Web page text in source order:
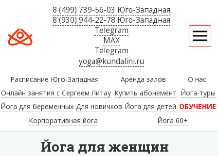
8 (499) 739-56-03 Юго-Западная
8 (930) 944-22-78 Юго-Западная
Telegram
MAX
Telegram
yoga@kundalini.ru
Расписание Юго-Западная Аренда залов
О нас
Онлайн занятия с Сергеем Литау Купить абонемент Йога-туры
Йога для беременных Для новичков Йога для детей ОБУЧЕНИЕ
Корпоративная йога
Йога 60+
Йога для женщин